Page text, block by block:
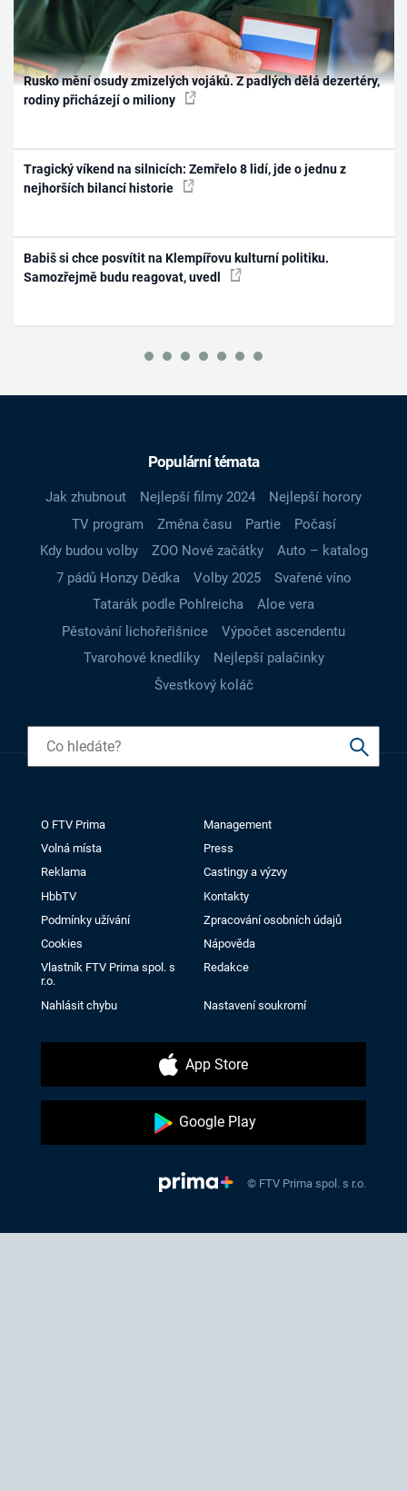
Rusko mění osudy zmizelých vojáků. Z padlých dělá dezertéry,
rodiny přicházejí o miliony
Tragický víkend na silnicích: Zemřelo 8 lidí, jde o jednu z
nejhorších bilancí historie
Babiš si chce posvítit na Klempířovu kulturní politiku.
Samozřejmě budu reagovat, uvedl
Populární témata
Jak zhubnout Nejlepší filmy 2024
Nejlepší horory
TV program
Změna času Partie
Počasí
Kdy budou volby
ZOO Nové začátky
Auto – katalog
7 pádů Honzy Dědka
Volby 2025
Svařené víno
Tatarák podle Pohlreicha
Aloe vera
Pěstování lichořeřišnice
Výpočet ascendentu
Tvarohové knedlíky
Nejlepší palačinky
Švestkový koláč
O FTV Prima
Management
Volná místa
Press
Reklama
Castingy a výzvy
HbbTV
Kontakty
Podmínky užívání
Zpracování osobních údajů
Cookies
Nápověda
Vlastník FTV Prima spol. s
r.o.
Redakce
Nahlásit chybu Nastavení soukromí
App Store
Google Play
© FTV Prima spol. s r.o.